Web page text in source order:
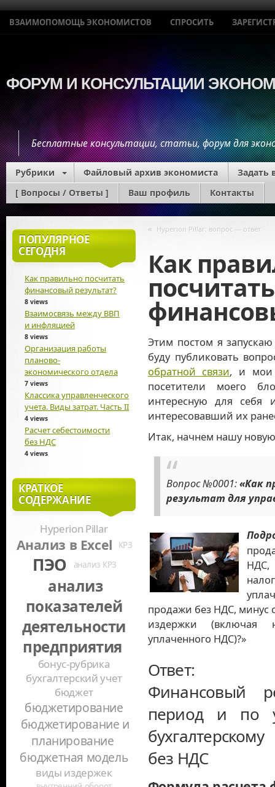
ВЗАИМОПОМОЩЬ ЭКОНОМИСТОВ СПРОСИТЬ
ФОРУМ И КОНСУЛЬТАЦИИ
Бесплатные консультации, статьи, форум для
Рубрики Файловый архив экономиста
Задать
[ Вопросы / Ответы ]
Ваш профиль Контакты
« Hyperion Pillar: вопрос — ответ
Как
посчитать
Этим постом я
буду публиковать
обратной связи, и мои
посетители моего
интересную для себя
интересовавший их
Итак, начнем нашу
Вопрос №0001:«Как
результат для
продажи без НДС, минус
издержки (включая
уплаченного НДС)?»
Ответ:
Финансовый
период и по
без НДС
ПОПУЛЯРНОЕ
СЕГОДНЯ
Как правильно посчитать
финансовый результат?
8 views
Взаимосвязь между ВВП
и инфляцией
8 views
Организация работы
планово-
экономического отдела
7 views
Классика управленческого
учета. Виды затрат. Часть II
4 views
Расчет себестоимости
без НДС
4 views
КРАТКОЕ
СОДЕРЖАНИЕ
Hyperion Pillar
Анализ в Excel КРЗ
ПЭО анализ КРЗ
анализ
показателей
деятельности
предприятия
бонус-рубрика
бухгалтерский учет
бюджет
бюджетирование
бюджетирование и
планирование
бюджетная модель
виды издержек